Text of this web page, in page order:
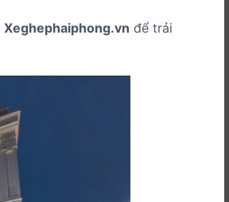
Xeghephaiphong.vn để trải